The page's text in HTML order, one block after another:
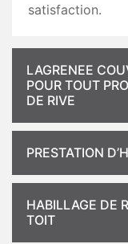
satisfaction.
LAGRENEE
POUR TOUT
DE RIVE
PRESTATION
HABILLAGE DE
TOIT